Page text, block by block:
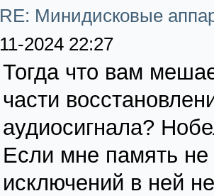
RE: Минидисковые
11-2024 22:27
Тогда что вам
части
аудиосигнала?
Если мне память не
исключений в ней